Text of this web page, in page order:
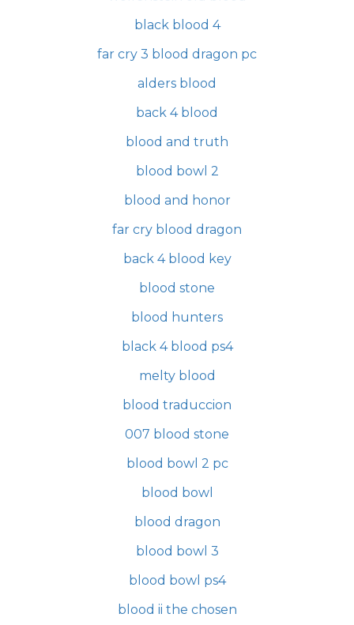
black blood 4
far cry 3 blood dragon pc
alders blood
back 4 blood
blood and truth
blood bowl 2
blood and honor
far cry blood dragon
back 4 blood key
blood stone
blood hunters
black 4 blood ps4
melty blood
blood traduccion
007 blood stone
blood bowl 2 pc
blood bowl
blood dragon
blood bowl 3
blood bowl ps4
blood ii the chosen